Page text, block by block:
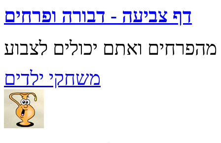
דף צביעה - דבורה ופרחים
משחקי ילדים